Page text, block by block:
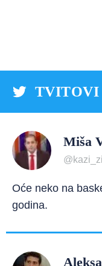
TVITOVI
Miša
Oće neko na
godina.